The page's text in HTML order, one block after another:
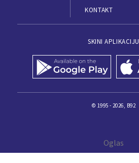
KONTAKT
SKINI APLIKACIJU
© 1995 - 2026, B92